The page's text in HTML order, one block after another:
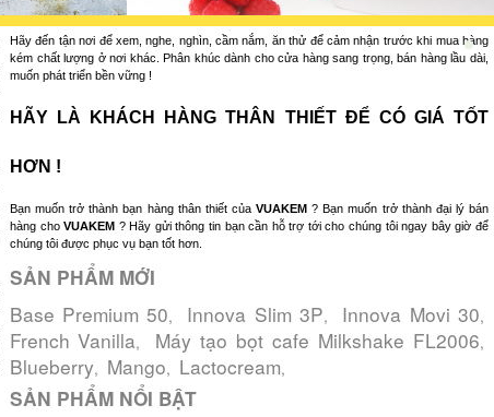
Hãy đến tận nơi để xem, nghe, nghìn, cầm nắm, ăn thử để cảm nhận trước khi mua hàng
kém chất lượng ở nơi khác. Phân khúc dành cho cửa hàng sang trọng, bán hàng lầu dài,
muốn phát triển bền vững !
HÃY LÀ KHÁCH HÀNG THÂN THIẾT ĐỂ CÓ GIÁ TỐT
HƠN !
Bạn muốn trở thành bạn hàng thân thiết của VUAKEM ? Bạn muốn trở thành đại lý bán
hàng cho VUAKEM ? Hãy gửi thông tin bạn cần hỗ trợ tới cho chúng tôi ngay bây giờ để
chúng tôi được phục vụ bạn tốt hơn.
SẢN PHẨM MỚI
Base Premium 50, Innova Slim 3P, Innova Movi 30,
French Vanilla, Máy tạo bọt cafe Milkshake FL2006,
Blueberry, Mango, Lactocream,
SẢN PHẨM NỔI BẬT